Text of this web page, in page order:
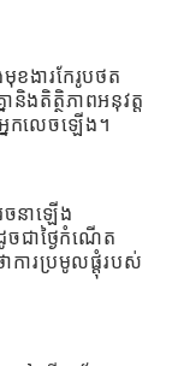
ខងារកែរូបថត
និងតិត្ថិភាពអនុវត្ត
នកលេចឡើង។
ចនាឡើង
ចជាថ្ងៃកំណើត
ការប្រមូលផ្តុំរបស់